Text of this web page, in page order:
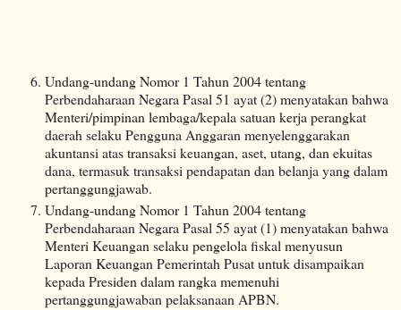
Undang-undang Nomor 1 Tahun 2004 tentang
Perbendaharaan Negara Pasal 51 ayat (2) menyatakan bahwa
Menteri/pimpinan lembaga/kepala satuan kerja perangkat
daerah selaku Pengguna Anggaran menyelenggarakan
akuntansi atas transaksi keuangan, aset, utang, dan ekuitas
dana, termasuk transaksi pendapatan dan belanja yang dalam
pertanggungjawab.
Undang-undang Nomor 1 Tahun 2004 tentang
Perbendaharaan Negara Pasal 55 ayat (1) menyatakan bahwa
Menteri Keuangan selaku pengelola fiskal menyusun
Laporan Keuangan Pemerintah Pusat untuk disampaikan
kepada Presiden dalam rangka memenuhi
pertanggungjawaban pelaksanaan APBN.